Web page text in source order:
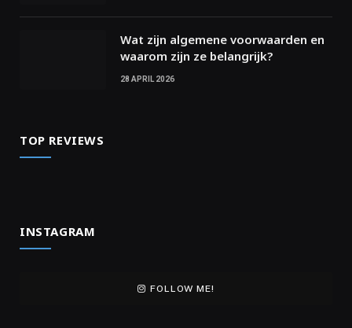
Wat zijn algemene voorwaarden en
waarom zijn ze belangrijk?
28 APRIL 2026
TOP REVIEWS
INSTAGRAM
FOLLOW ME!